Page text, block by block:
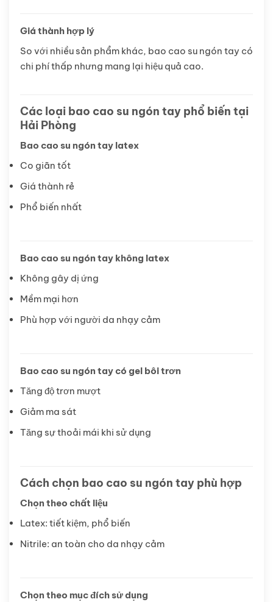
Giá thành hợp lý
So với nhiều sản phẩm khác, bao cao su ngón tay có
chi phí thấp nhưng mang lại hiệu quả cao.
Các loại bao cao su ngón tay phổ biến tại
Hải Phòng
Bao cao su ngón tay latex
Co giãn tốt
Giá thành rẻ
Phổ biến nhất
Bao cao su ngón tay không latex
Không gây dị ứng
Mềm mại hơn
Phù hợp với người da nhạy cảm
Bao cao su ngón tay có gel bôi trơn
Tăng độ trơn mượt
Giảm ma sát
Tăng sự thoải mái khi sử dụng
Cách chọn bao cao su ngón tay phù hợp
Chọn theo chất liệu
Latex: tiết kiệm, phổ biến
Nitrile: an toàn cho da nhạy cảm
Chọn theo mục đích sử dụng